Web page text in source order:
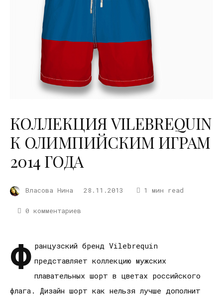
КОЛЛЕКЦИЯ VILEBREQUIN
К ОЛИМПИЙСКИМ ИГРАМ
2014 ГОДА
Власова Нина 28.11.2013 1 мин read
0 комментариев
Ф ранцузский бренд Vilebrequin
представляет коллекцию мужских
плавательных шорт в цветах российского
флага. Дизайн шорт как нельзя лучше дополнит